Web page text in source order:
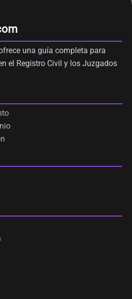
una guía completa para
el Registro Civil y los Juzgados